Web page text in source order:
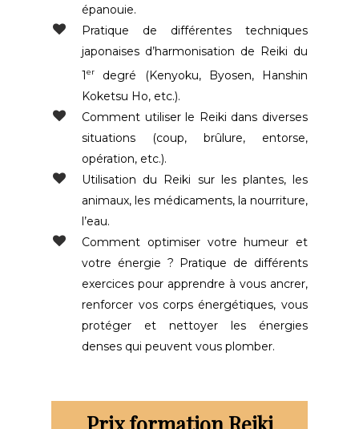
épanouie.
Pratique de différentes techniques
japonaises d’harmonisation de Reiki du
1er
degré (Kenyoku, Byosen, Hanshin
Koketsu Ho, etc.).
Comment utiliser le Reiki dans diverses
situations (coup, brûlure, entorse,
opération, etc.).
Utilisation du Reiki sur les plantes, les
animaux, les médicaments, la nourriture,
l’eau.
Comment optimiser votre humeur et
votre énergie ? Pratique de différents
exercices pour apprendre à vous ancrer,
renforcer vos corps énergétiques, vous
protéger et nettoyer les énergies
denses qui peuvent vous plomber.
Prix formation Reiki